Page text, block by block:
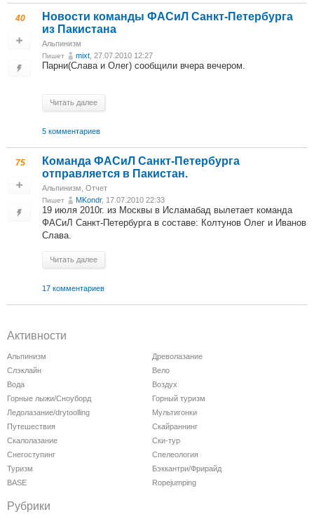
40
Новости команды ФАСиЛ Санкт-Петербурга
из Пакистана
Альпинизм
Пишет mixt , 27.07.2010 12:27
Парни(Слава и Олег) сообщили вчера вечером.
Читать далее
5 комментариев
75
Команда ФАСиЛ Санкт-Петербурга
отправляется в Пакистан.
Альпинизм Отчет
Пишет MKondr, 17.07.2010 22:33
19 июля 2010г. из Москвы в Исламабад вылетает команда
ФАСиЛ Санкт-Петербурга в составе: Колтунов Олег и Иванов
Слава.
Читать далее
17 комментариев
Активности
Альпинизм
Древолазание
Слэклайн
Вело
Вода
Воздух
Горные лыжи/Сноуборд
Горный туризм
Ледолазание/drytoolling
Мультигонки
Путешествия
Скайраннинг
Скалолазание
Ски-тур
Снегоступинг
Спелеология
Туризм
Бэккантри/Фрирайд
BASE
Ropejumping
Рубрики